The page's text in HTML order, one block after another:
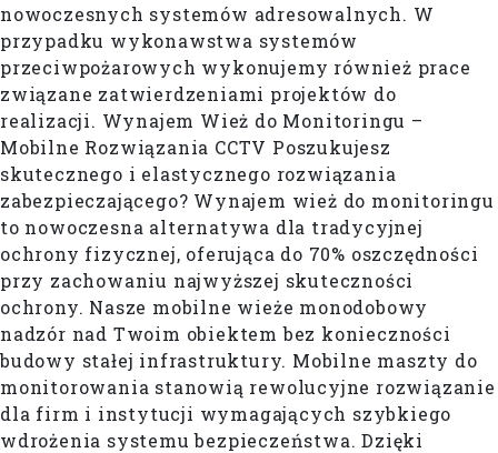
nowoczesnych systemów adresowalnych. W
przypadku wykonawstwa systemów
przeciwpożarowych wykonujemy również prace
związane zatwierdzeniami projektów do
realizacji. Wynajem Wież do Monitoringu –
Mobilne Rozwiązania CCTV Poszukujesz
skutecznego i elastycznego rozwiązania
zabezpieczającego? Wynajem wież do monitoringu
to nowoczesna alternatywa dla tradycyjnej
ochrony fizycznej, oferująca do 70% oszczędności
przy zachowaniu najwyższej skuteczności
ochrony. Nasze mobilne wieże monodobowy
nadzór nad Twoim obiektem bez konieczności
budowy stałej infrastruktury. Mobilne maszty do
monitorowania stanowią rewolucyjne rozwiązanie
dla firm i instytucji wymagających szybkiego
wdrożenia systemu bezpieczeństwa. Dzięki